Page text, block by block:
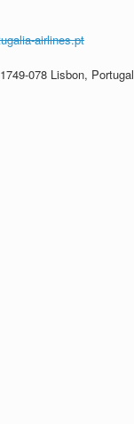
airlines.pt
078 Lisbon, Portugal